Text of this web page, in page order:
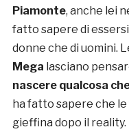
Piamonte, anche lei
fatto sapere di
donne che di uomini.
Mega lasciano
nascere qualcosa
ha fatto sapere che
gieffina dopo il reality.